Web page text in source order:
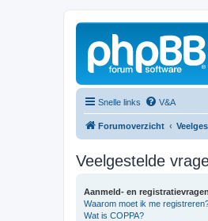
Snelle links V&A
Forumoverzicht
Veelgestelde
Aanmeld- en registratievragen
Waarom moet ik me
Wat is COPPA?